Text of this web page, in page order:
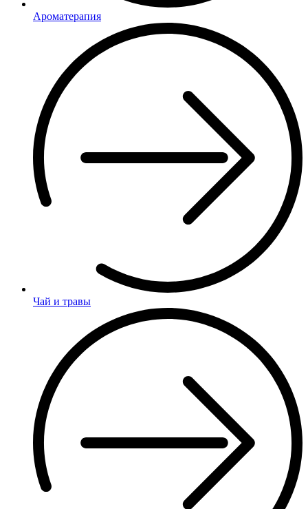
Ароматерапия
Чай и травы